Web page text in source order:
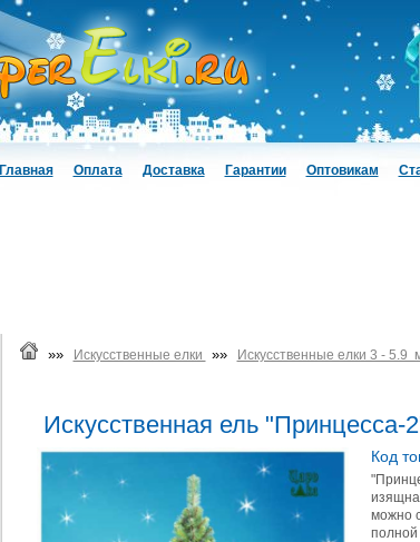
Главная Оплата Доставка Гарантии Оптовикам
»» Искусственные елки »» Искусственные елки 3 - 5.9
Искусственная ель "Принцесса-
Код
можно
полной